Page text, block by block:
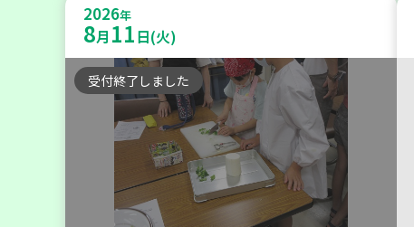
2026年
8月 11日(火)
受付終了しました